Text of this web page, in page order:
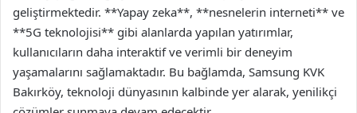
geliştirmektedir. **Yapay zeka**, **nesnelerin interneti** ve
**5G teknolojisi** gibi alanlarda yapılan yatırımlar,
kullanıcıların daha interaktif ve verimli bir deneyim
yaşamalarını sağlamaktadır. Bu bağlamda, Samsung KVK
Bakırköy, teknoloji dünyasının kalbinde yer alarak, yenilikçi